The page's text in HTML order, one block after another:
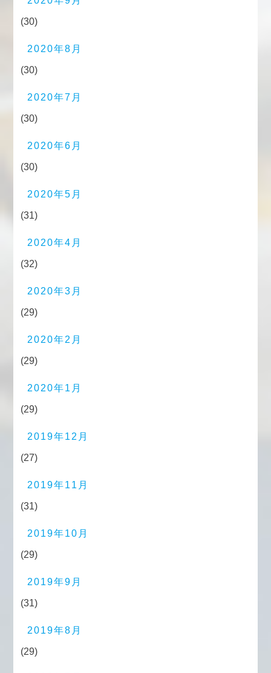
(30)
2020年8月
(30)
2020年7月
(30)
2020年6月
(30)
2020年5月
(31)
2020年4月
(32)
2020年3月
(29)
2020年2月
(29)
2020年1月
(29)
2019年12月
(27)
2019年11月
(31)
2019年10月
(29)
2019年9月
(31)
2019年8月
(29)